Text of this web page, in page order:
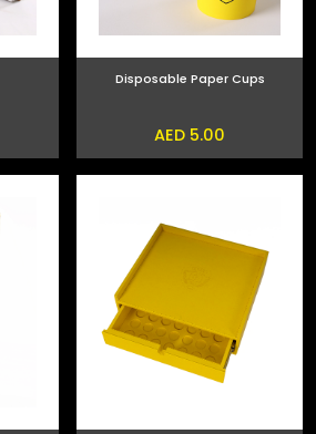
Disposable Paper Cups
AED 5.00